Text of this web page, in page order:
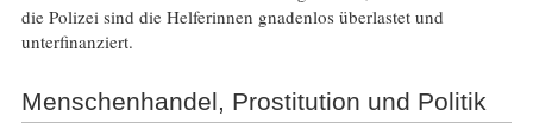
die Polizei sind die Helferinnen gnadenlos überlastet und
unterfinanziert.
Menschenhandel, Prostitution und Politik